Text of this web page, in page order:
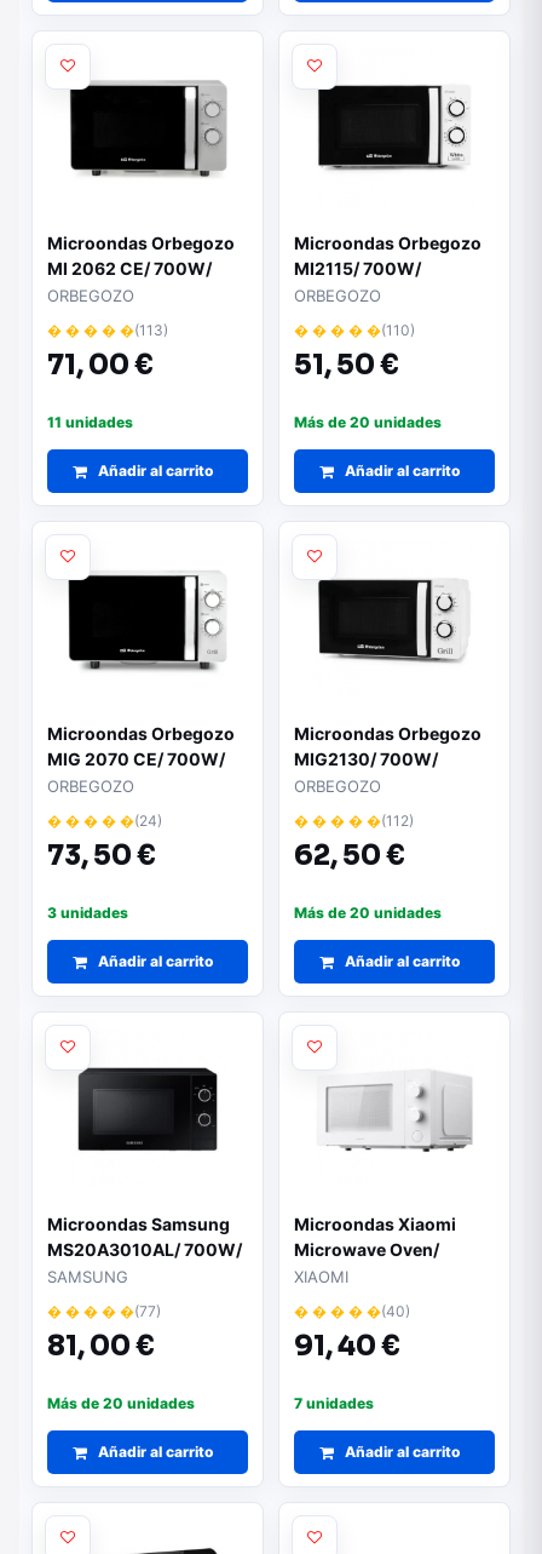
Microondas Orbegozo
MI 2062 CE/ 700W/
Capacidad 20L/ Gris
ORBEGOZO
� � � � �(113)
71,00 €
11 unidades
Añadir al carrito
Microondas Orbegozo
MI2115/ 700W/
Capacidad 20L/ Blanco
ORBEGOZO
� � � � �(110)
51,50 €
Más de 20 unidades
Añadir al carrito
Microondas Orbegozo
MIG 2070 CE/ 700W/
Capacidad 20L/
Función Grill/ Blanco
ORBEGOZO
� � � � �(24)
73,50 €
3 unidades
Añadir al carrito
Microondas Orbegozo
MIG2130/ 700W/
Capacidad 20L/
Función Grill/ Blanco
ORBEGOZO
� � � � �(112)
62,50 €
Más de 20 unidades
Añadir al carrito
Microondas Samsung
MS20A3010AL/ 700W/
Capacidad 20L/ Negro
SAMSUNG
� � � � �(77)
81,00 €
Más de 20 unidades
Añadir al carrito
Microondas Xiaomi
Microwave Oven/
700W/ Capacidad 20L/
XIAOMI
� � � � �(40)
91,40 €
7 unidades
Añadir al carrito